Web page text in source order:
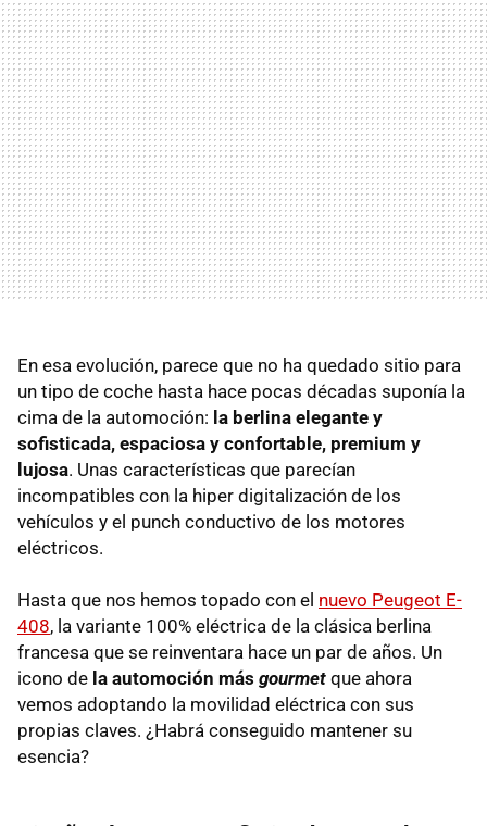
En esa evolución, parece que no ha quedado sitio para
un tipo de coche hasta hace pocas décadas suponía la
cima de la automoción: la berlina elegante y
sofisticada, espaciosa y confortable, premium y
lujosa. Unas características que parecían
incompatibles con la hiper digitalización de los
vehículos y el punch conductivo de los motores
eléctricos.
Hasta que nos hemos topado con el nuevo Peugeot E-
408, la variante 100% eléctrica de la clásica berlina
francesa que se reinventara hace un par de años. Un
icono de la automoción más gourmet que ahora
vemos adoptando la movilidad eléctrica con sus
propias claves. ¿Habrá conseguido mantener su
esencia?